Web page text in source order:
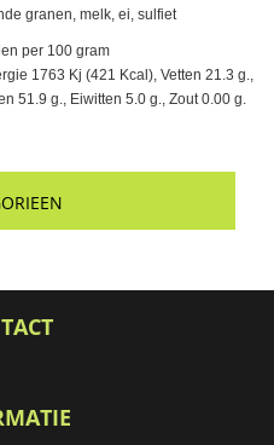
granen, melk, ei, sulfiet
per 100 gram
1763 Kj (421 Kcal), Vetten 21.3 g.,
51.9 g., Eiwitten 5.0 g., Zout 0.00 g.